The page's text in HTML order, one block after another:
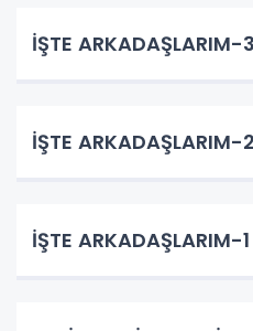
İŞTE ARKADAŞLARIM-3
İŞTE
İŞTE ARKADAŞLARIM-1